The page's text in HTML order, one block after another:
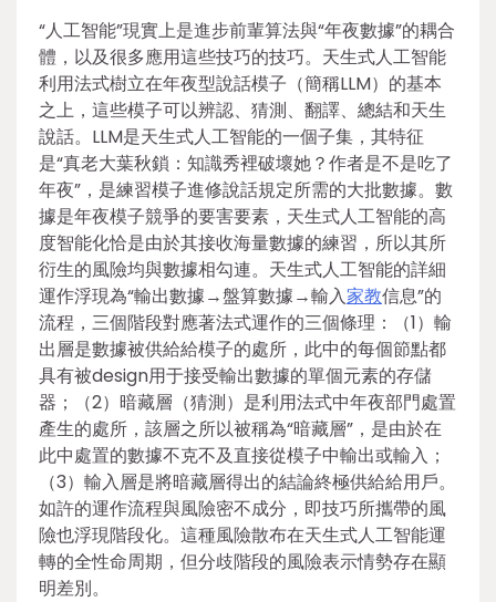
“人工智能”現實上是進步前輩算法與“年夜數據”的耦合
體，以及很多應用這些技巧的技巧。天生式人工智能
利用法式樹立在年夜型說話模子（簡稱LLM）的基本
之上，這些模子可以辨認、猜測、翻譯、總結和天生
說話。LLM是天生式人工智能的一個子集，其特征
是“真老大葉秋鎖：知識秀裡破壞她？作者是不是吃了
年夜”，是練習模子進修說話規定所需的大批數據。數
據是年夜模子競爭的要害要素，天生式人工智能的高
度智能化恰是由於其接收海量數據的練習，所以其所
衍生的風險均與數據相勾連。天生式人工智能的詳細
運作浮現為“輸出數據→盤算數據→輸入家教信息”的
流程，三個階段對應著法式運作的三個條理：（1）輸
出層是數據被供給給模子的處所，此中的每個節點都
具有被design用于接受輸出數據的單個元素的存儲
器；（2）暗藏層（猜測）是利用法式中年夜部門處置
產生的處所，該層之所以被稱為“暗藏層”，是由於在
此中處置的數據不克不及直接從模子中輸出或輸入；
（3）輸入層是將暗藏層得出的結論終極供給給用戶。
如許的運作流程與風險密不成分，即技巧所攜帶的風
險也浮現階段化。這種風險散布在天生式人工智能運
轉的全性命周期，但分歧階段的風險表示情勢存在顯
明差別。